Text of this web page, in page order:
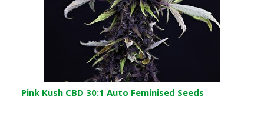
Pink Kush CBD 30:1 Auto Feminised Seeds